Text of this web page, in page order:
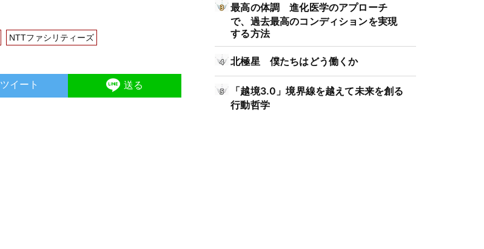
NTTファシリティーズ
ツイート 送る
最高の体調 進化医学のアプローチ
で、過去最高のコンディションを実現
する方法
北極星 僕たちはどう働くか
「越境3.0」境界線を越えて未来を創る
行動哲学